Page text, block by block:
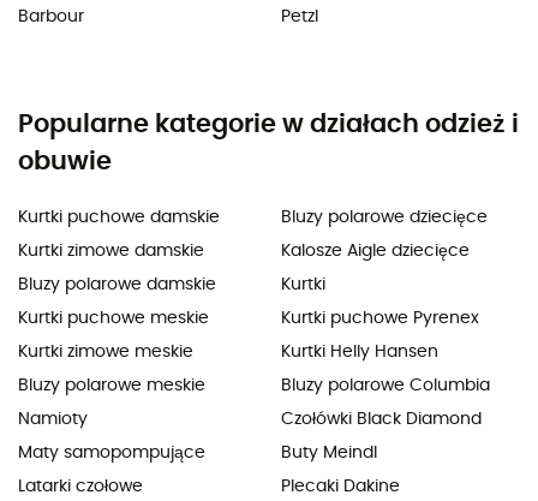
Barbour
Petzl
Popularne kategorie w działach odzież i
obuwie
Kurtki puchowe damskie
Kurtki zimowe damskie
Bluzy polarowe damskie
Kurtki puchowe meskie
Kurtki zimowe meskie
Bluzy polarowe meskie
Namioty
Maty samopompujące
Latarki czołowe
Bluzy polarowe dziecięce
Kalosze Aigle dziecięce
Kurtki
Kurtki puchowe Pyrenex
Kurtki Helly Hansen
Bluzy polarowe Columbia
Czołówki Black Diamond
Buty Meindl
Plecaki Dakine